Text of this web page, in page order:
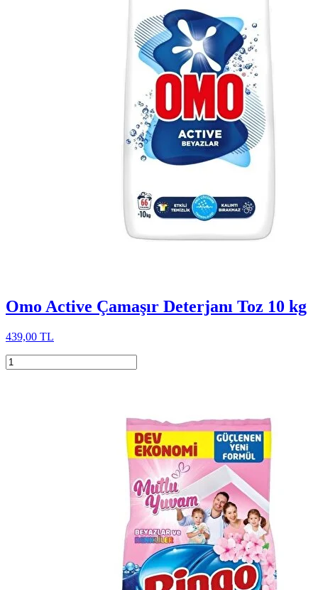
Omo Active Çamaşır Deterjanı Toz 10 kg
439,00 TL